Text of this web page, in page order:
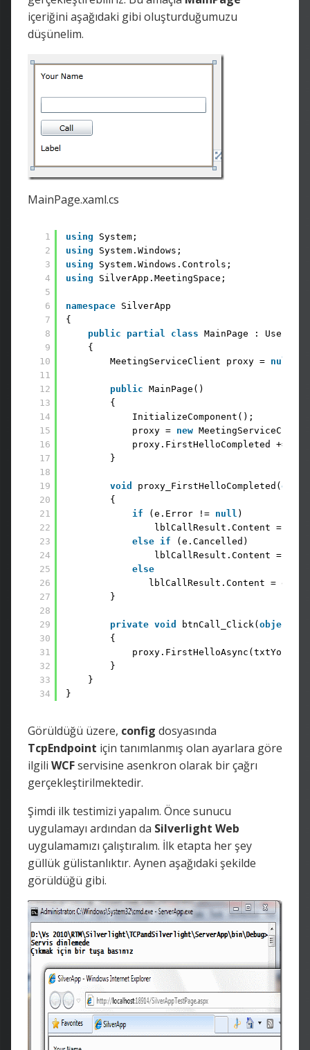
içeriğini aşağıdaki gibi oluşturduğumuzu
düşünelim.
MainPage.xaml.cs
1
2
3
4
5
6
7
8
9
10
11
12
13
14
15
16
17
18
19
20
21
22
23
24
25
26
27
28
29
30
31
32
33
34
using
System;
using
System.Windows;
using
System.Windows.Controls;
using
SilverApp.MeetingSpace;
namespace SilverApp
{
public
partial class MainPage :
{
MeetingServiceClient proxy = null
public MainPage()
{
InitializeComponent();
proxy = new
proxy.FirstHelloCompleted +=
}
void proxy_FirstHelloCompleted(
{
if
(e.Error != null )
lblCallResult.Content =
else if
(e.Cancelled)
lblCallResult.Content =
else
}
private void btnCall_Click( object
{
}
}
}
Görüldüğü üzere, config dosyasında
TcpEndpoint için tanımlanmış olan ayarlara göre
ilgili WCFservisine asenkron olarak bir çağrı
gerçekleştirilmektedir.
Şimdi ilk testimizi yapalım. Önce sunucu
uygulamayı ardından da Silverlight Web
uygulamamızı çalıştıralım. İlk etapta her şey
güllük gülistanlıktır. Aynen aşağıdaki şekilde
görüldüğü gibi.